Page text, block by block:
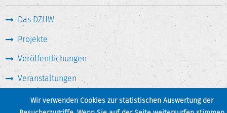
Wir verwenden Cookies zur statistischen Auswertung der
Das DZHW
Projekte
Veröffentlichungen
Veranstaltungen
Medien & Service